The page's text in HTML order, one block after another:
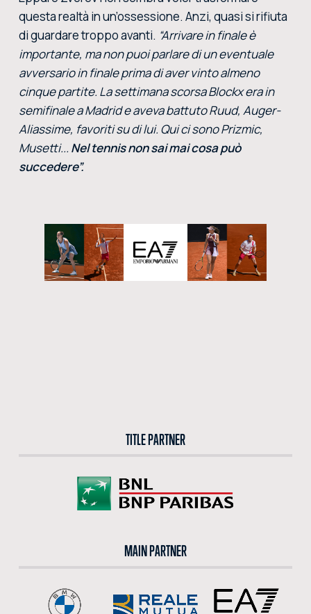
questa realtà in un’ossessione. Anzi, quasi si rifiuta
di guardare troppo avanti. “Arrivare in finale è
importante, ma non puoi parlare di un eventuale
avversario in finale prima di aver vinto almeno
cinque partite. La settimana scorsa Blockx era in
semifinale a Madrid e aveva battuto Ruud, Auger-
Aliassime, favoriti su di lui. Qui ci sono Prizmic,
Musetti... Nel tennis non sai mai cosa può
succedere”.
TITLE PARTNER
MAIN PARTNER